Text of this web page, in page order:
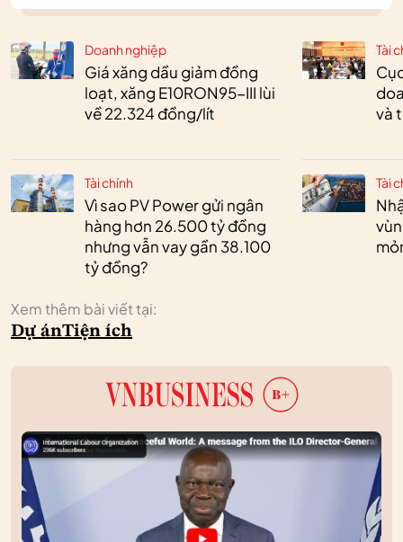
Doanh nghiệp
Giá xăng dầu giảm đồng
loạt, xăng E10RON95-III lùi
về 22.324 đồng/lít
Tài chính
Vì sao PV Power gửi ngân
hàng hơn 26.500 tỷ đồng
nhưng vẫn vay gần 38.100
tỷ đồng?
Tài
và
Tài
Xem thêm bài viết tại:
Dự ánTiện ích